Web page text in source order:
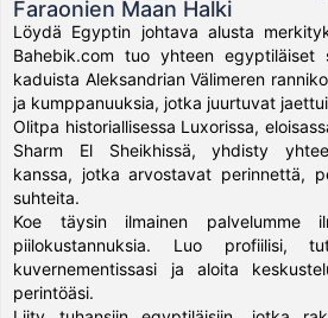
Faraonien Maan Halki
Löydä Egyptin johtava alusta
Bahebik.com tuo yhteen egyptiläiset
kaduista Aleksandrian Välimeren
ja kumppanuuksia, jotka juurtuvat
Olitpa historiallisessa Luxorissa,
Sharm El Sheikhissä, yhdisty
kanssa, jotka arvostavat perinnettä,
suhteita.
Koe täysin ilmainen palvelumme
piilokustannuksia. Luo profiilisi,
kuvernementissasi ja aloita
perintöäsi.